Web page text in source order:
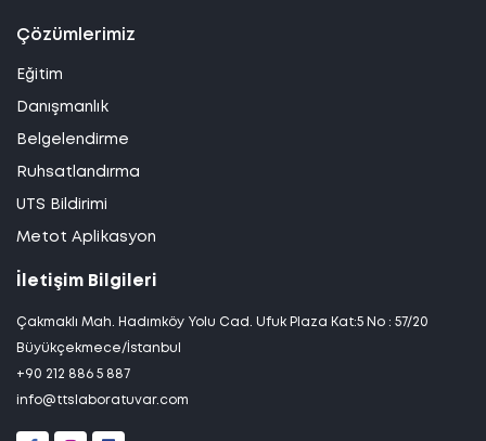
Çözümlerimiz
Eğitim
Danışmanlık
Belgelendirme
Ruhsatlandırma
UTS Bildirimi
Metot Aplikasyon
İletişim Bilgileri
Çakmaklı Mah. Hadımköy Yolu Cad. Ufuk Plaza Kat:5 No : 57/20
Büyükçekmece/İstanbul
+90 212 886 5 887
info@ttslaboratuvar.com